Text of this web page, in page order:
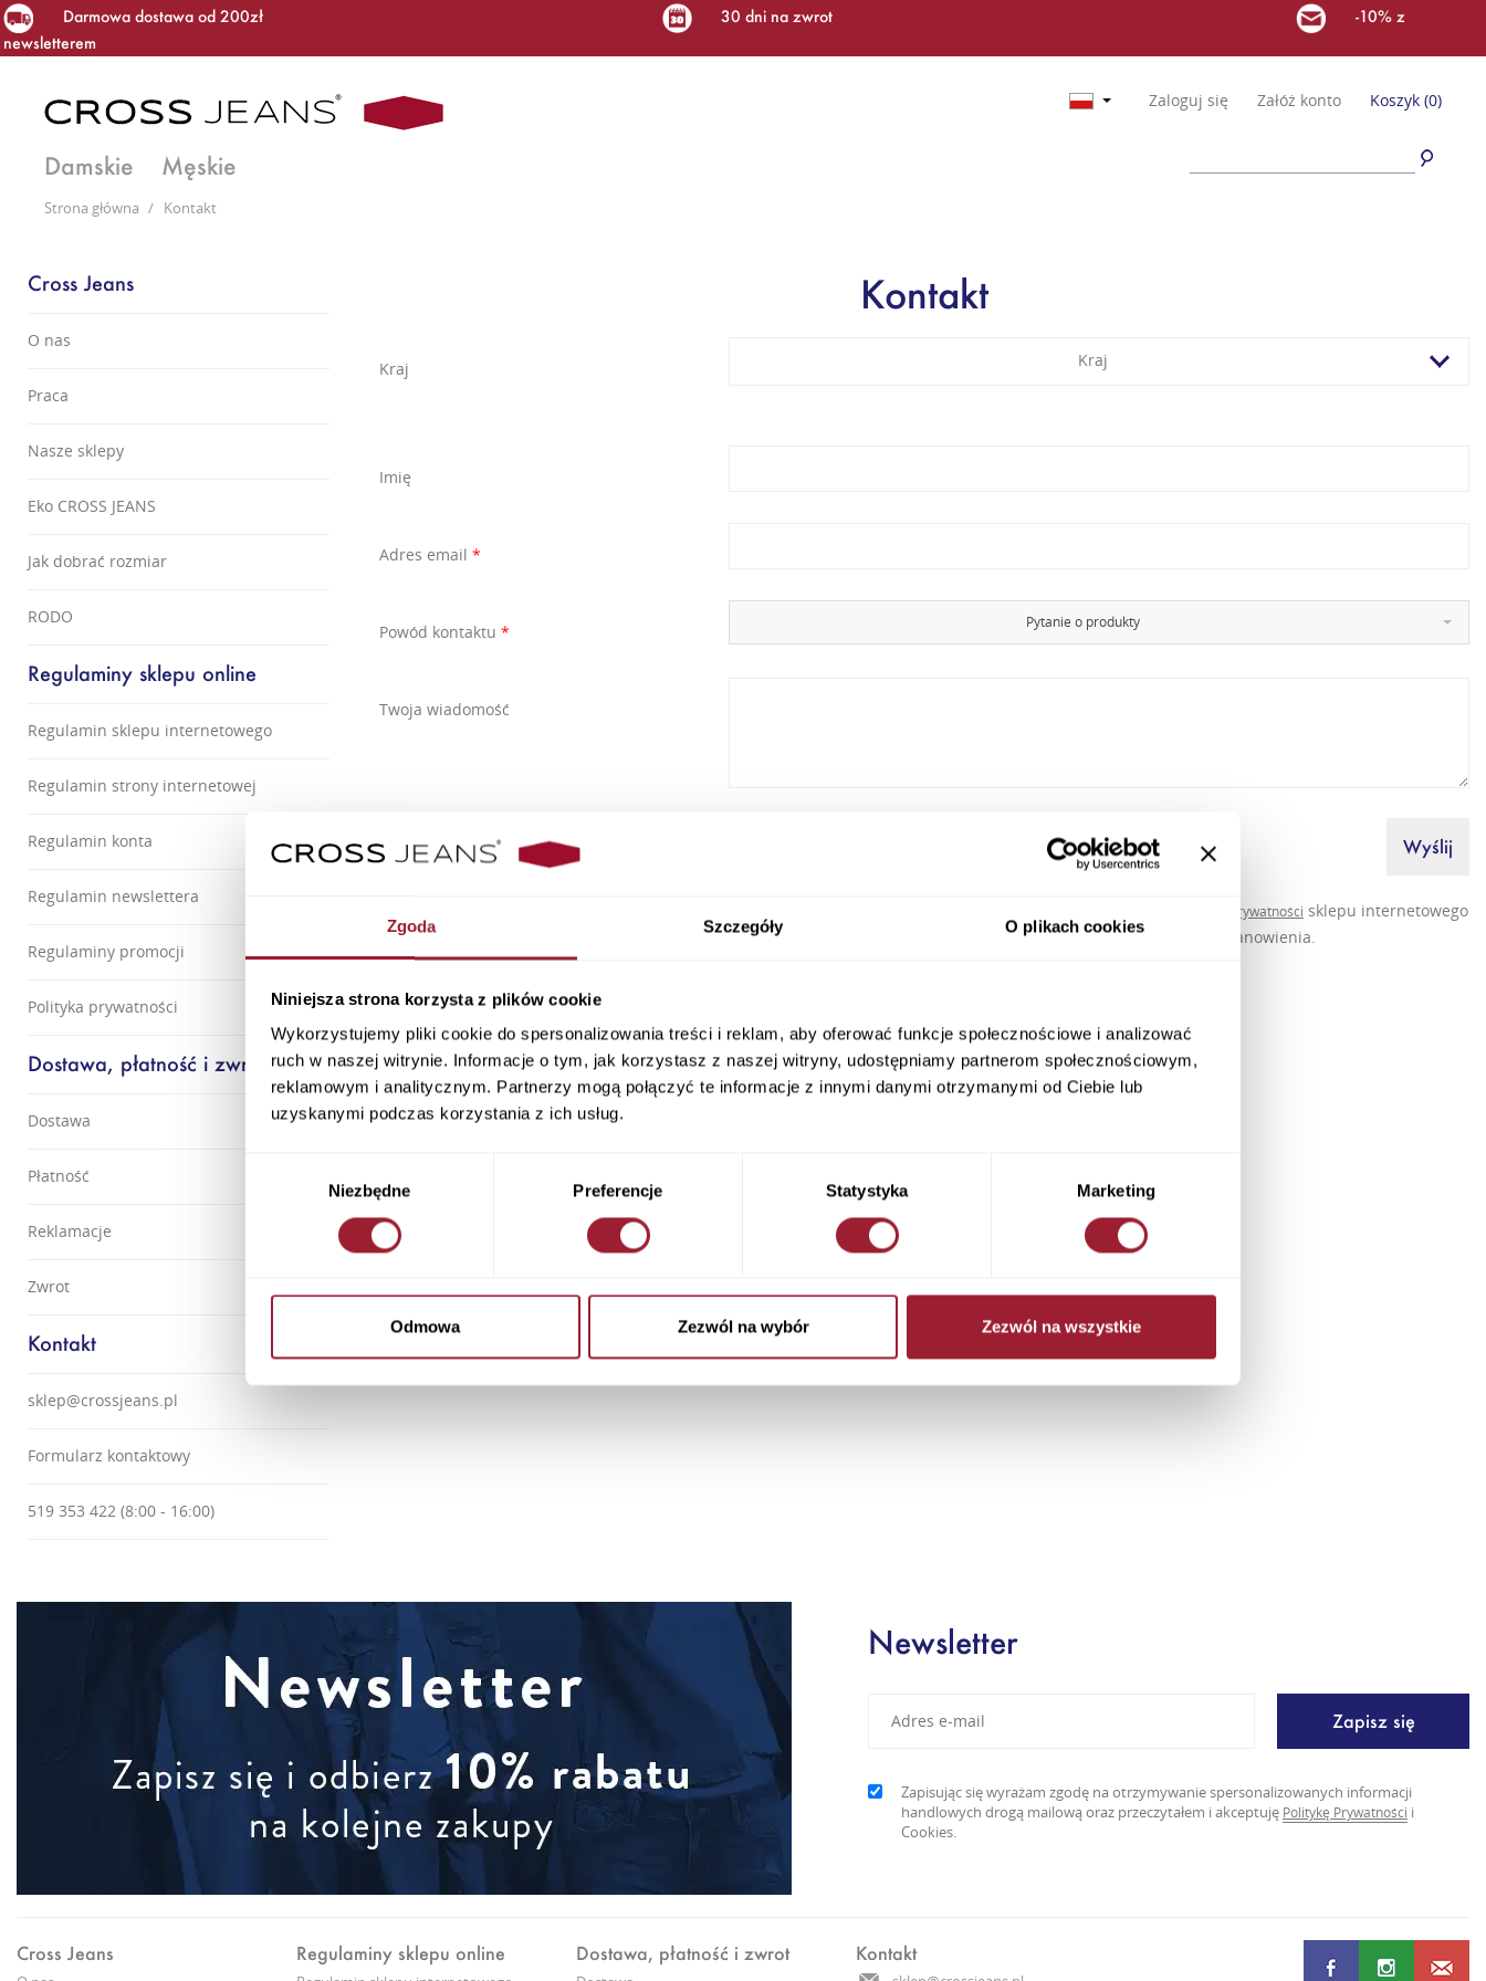
Zgoda Szczegóły O plikach cookies
Niniejsza strona korzysta z plików cookie
Wykorzystujemy pliki cookie do spersonalizowania treści i reklam, aby oferować funkcje społecznościowe i analizować
ruch w naszej witrynie. Informacje o tym, jak korzystasz z naszej witryny, udostępniamy partnerom społecznościowym,
reklamowym i analitycznym. Partnerzy mogą połączyć te informacje z innymi danymi otrzymanymi od Ciebie lub
uzyskanymi podczas korzystania z ich usług.
Niezbędne Preferencje Statystyka Marketing
Odmowa Zezwól na wybór Zezwól na wszystkie
Darmowa dostawa od 200zł 30 dni na zwrot
-10% z
newsletterem
Zaloguj się Załóż konto Koszyk (0)
Damskie Męskie
Strona główna / Kontakt
Cross Jeans
O nas
Praca
Nasze sklepy
Eko CROSS JEANS
Jak dobrać rozmiar
RODO
Regulaminy sklepu online
Regulamin sklepu internetowego
Regulamin strony internetowej
Regulamin konta
Regulamin newslettera
Regulaminy promocji
Polityka prywatności
Dostawa, płatność i zwrot
Dostawa
Płatność
Reklamacje
Zwrot
Kontakt
sklep@crossjeans.pl
Formularz kontaktowy
519 353 422 (8:00 - 16:00)
Kontakt
Kraj Kraj
Imię
Adres email *
Powód kontaktu * Pytanie o produkty
Twoja wiadomość
Wyślij
polityką prywatności sklepu internetowego
Cross Poland Sp. z o.o i akceptuję jego postanowienia.
Newsletter
Zapisując się wyrażam zgodę na otrzymywanie spersonalizowanych informacji
handlowych drogą mailową oraz przeczytałem i akceptuję Politykę Prywatności i
Cookies.
Cross Jeans Regulaminy sklepu online Dostawa, płatność i zwrot Kontakt